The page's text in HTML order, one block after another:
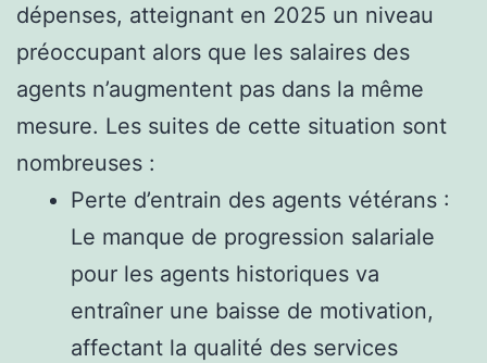
dépenses, atteignant en 2025 un niveau
préoccupant alors que les salaires des
agents n’augmentent pas dans la même
mesure. Les suites de cette situation sont
nombreuses :
Perte d’entrain des agents vétérans :
Le manque de progression salariale
pour les agents historiques va
entraîner une baisse de motivation,
affectant la qualité des services